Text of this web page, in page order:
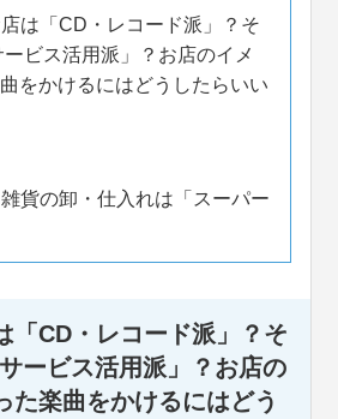
は「CD・レコード派」？そ
ビス活用派」？お店のイメ
をかけるにはどうしたらいい
貨の卸・仕入れは「スーパー
「CD・レコード派」？そ
ービス活用派」？お店の
た楽曲をかけるにはどう